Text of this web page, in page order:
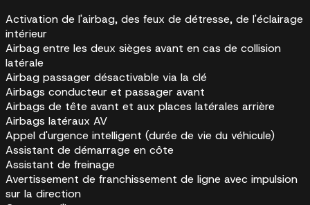
Activation de l'airbag, des feux de détresse, de l'éclairage
intérieur
Airbag entre les deux sièges avant en cas de collision
latérale
Airbag passager désactivable via la clé
Airbags conducteur et passager avant
Airbags de tête avant et aux places latérales arrière
Airbags latéraux AV
Appel d'urgence intelligent (durée de vie du véhicule)
Assistant de démarrage en côte
Assistant de freinage
Avertissement de franchissement de ligne avec impulsion
sur la direction